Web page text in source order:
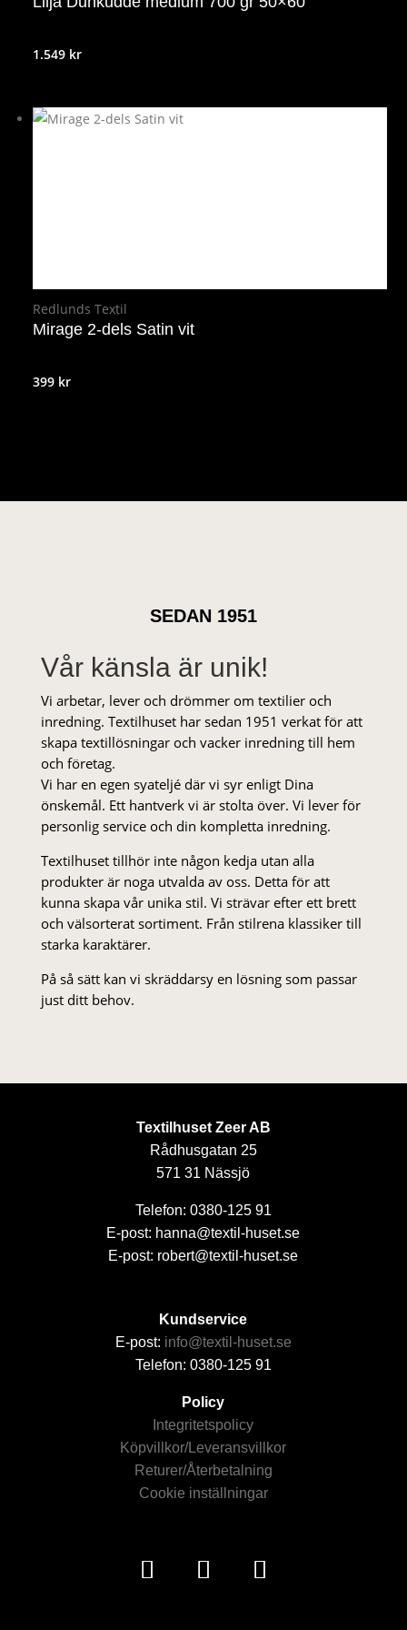
1.549 kr
Redlunds Textil
Mirage 2-dels Satin vit
399 kr
SEDAN 1951
Vår känsla är unik!
Vi arbetar, lever och drömmer om textilier och
inredning. Textilhuset har sedan 1951 verkat för att
skapa textillösningar och vacker inredning till hem
och företag.
Vi har en egen syateljé där vi syr enligt Dina
önskemål. Ett hantverk vi är stolta över. Vi lever för
personlig service och din kompletta inredning.
Textilhuset tillhör inte någon kedja utan alla
produkter är noga utvalda av oss. Detta för att
kunna skapa vår unika stil. Vi strä­var efter ett brett
och välsorterat sor­ti­ment. Från stil­rena klas­siker till
starka karaktärer.
På så sätt kan vi skräddarsy en lösning som passar
just ditt behov.
Textilhuset Zeer AB
Rådhusgatan 25
571 31 Nässjö
Telefon: 0380-125 91
E-post: hanna@textil-huset.se
E-post: robert@textil-huset.se
Kundservice
E-post: info@textil-huset.se
Telefon: 0380-125 91
Policy
Integritetspolicy
Köpvillkor/Leveransvillkor
Returer/Återbetalning
Cookie inställningar